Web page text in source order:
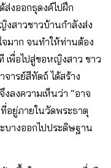
ส่งออกธุดงค์ไปฝึก
สาวชาวบ้านกําลังส่ง
จมาก จนทําให้ท่านต้อง
พื่อไปสู่ขอหญิงสาว ชาว
ารย์สีทัตถ์ ได้สร้าง
ลงความเห็นว่า “อาจ
อยู่ภายในวัดพระธาตุ
บางออกไปประดิษฐาน